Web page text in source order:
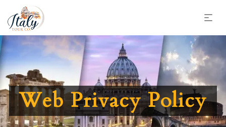
Web Privacy Policy